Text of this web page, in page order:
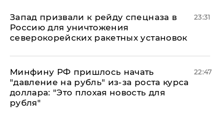
Запад призвали к рейду спецназа в
Россию для уничтожения
северокорейских ракетных установок
23:31
Минфину РФ пришлось начать
"давление на рубль" из-за роста курса
доллара: "Это плохая новость для
рубля"
22:47